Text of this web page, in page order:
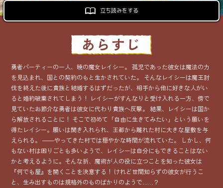
リキューレ
コミックパルフェ
コミックエッセイ
立ち読みをする
勇者パーティーの一人、暁の魔女レイシー。 孤児であった彼女は魔法の力
を見込まれ、国との契約のもと生かされていた。 そんなレイシーは魔王討
伐を終えた後に貴族と結婚するはずだったが、相手から他に好きな人がい
ると婚約破棄されてしまう！ レイシーがすんなりと受け入れる一方、傍で
見ていたお節介な勇者は彼女に代わり貴族へ反撃。 結果、レイシーは国か
ら解放されることに！ そこで初めて「自由に生きてみたい」という願いを
得たレイシー。願いは聞き入れられ、王都から離れた村に大きな屋敷を与
えられる。 ――やってきた村では穏やかな時間が流れていた。 しかし、何
もない村は困りごとも多いようで、レイシーは自分にもできることはない
かと考えるように。そんな折、魔術が人の役に立つことを知った彼女は
『何でも屋』を開くことを決意する！ けれど世間知らずの彼女が行うこ
と、生み出すものは規格外のものばかりのようで……？